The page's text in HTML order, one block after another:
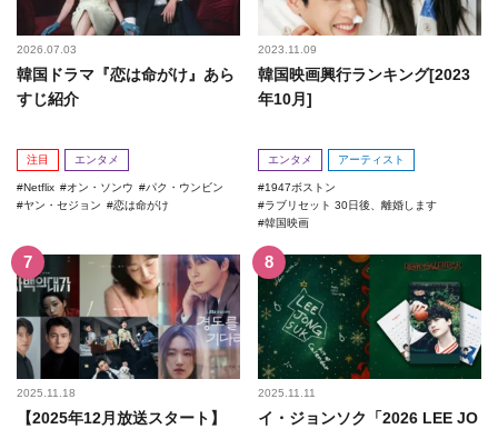
2026.07.03
韓国ドラマ『恋は命がけ』あら
すじ紹介
注目 エンタメ
Netflix オン・ソンウ
パク・ウンビン
ヤン・セジョン
恋は命がけ
2023.11.09
韓国映画興行ランキング[2023
年10月]
エンタメ アーティスト
1947ボストン
ラブリセット 30日後、離婚します
韓国映画
2025.11.18
【2025年12月放送スタート】
2025.11.11
イ・ジョンソク「2026 LEE JO